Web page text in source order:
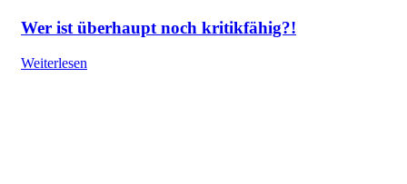
Wer ist überhaupt noch kritikfähig?!
Weiterlesen